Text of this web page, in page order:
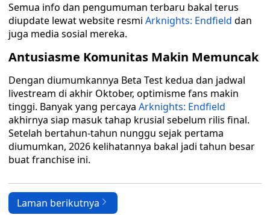
Semua info dan pengumuman terbaru bakal terus
diupdate lewat website resmi Arknights: Endfield dan
juga media sosial mereka.
Antusiasme Komunitas Makin Memuncak
Dengan diumumkannya Beta Test kedua dan jadwal
livestream di akhir Oktober, optimisme fans makin
tinggi. Banyak yang percaya Arknights: Endfield
akhirnya siap masuk tahap krusial sebelum rilis final.
Setelah bertahun-tahun nunggu sejak pertama
diumumkan, 2026 kelihatannya bakal jadi tahun besar
buat franchise ini.
Laman berikutnya